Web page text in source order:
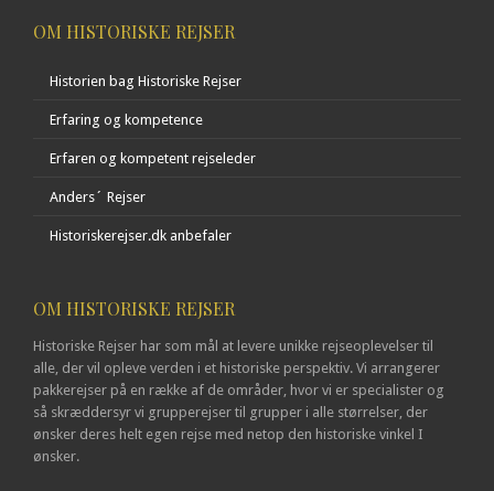
OM HISTORISKE REJSER
Historien bag Historiske Rejser
Erfaring og kompetence
Erfaren og kompetent rejseleder
Anders´ Rejser
Historiskerejser.dk anbefaler
OM HISTORISKE REJSER
Historiske Rejser har som mål at levere unikke rejseoplevelser til
alle, der vil opleve verden i et historiske perspektiv. Vi arrangerer
pakkerejser på en række af de områder, hvor vi er specialister og
så skræddersyr vi grupperejser til grupper i alle størrelser, der
ønsker deres helt egen rejse med netop den historiske vinkel I
ønsker.